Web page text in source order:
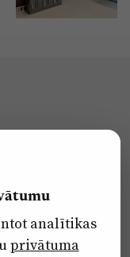
analītikas
privātuma